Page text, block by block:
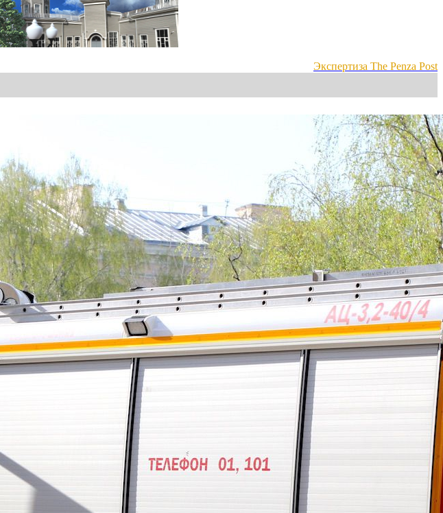
Экспертиза The Penza Post